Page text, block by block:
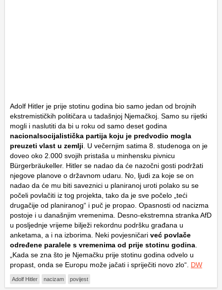
Adolf Hitler je prije stotinu godina bio samo jedan od brojnih
ekstremističkih političara u tadašnjoj Njemačkoj. Samo su rijetki
mogli i naslutiti da bi u roku od samo deset godina
nacionalsocijalistička partija koju je predvodio mogla
preuzeti vlast u zemlji. U večernjim satima 8. studenoga on je
doveo oko 2.000 svojih pristaša u minhensku pivnicu
Bürgerbräukeller. Hitler se nadao da će nazočni gosti podržati
njegove planove o državnom udaru. No, ljudi za koje se on
nadao da će mu biti saveznici u planiranoj uroti polako su se
počeli povlačiti iz tog projekta, tako da je sve počelo „teći
drugačije od planiranog“ i puč je propao. Opasnosti od nacizma
postoje i u današnjim vremenima. Desno-ekstremna stranka AfD
u posljednje vrijeme bilježi rekordnu podršku građana u
anketama, a i na izborima. Neki povjesničari već povlače
određene paralele s vremenima od prije stotinu godina.
„Kada se zna što je Njemačku prije stotinu godina odvelo u
propast, onda se Europu može jačati i spriječiti novo zlo“. DW
Adolf Hitler nacizam povijest